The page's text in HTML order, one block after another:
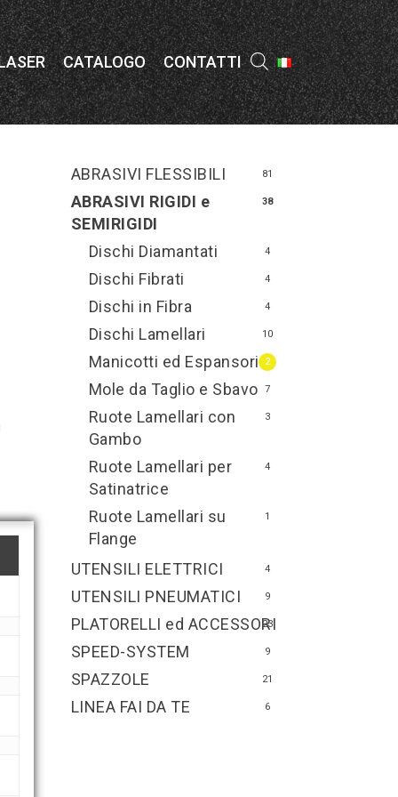
CATALOGO CONTATTI
ABRASIVI FLESSIBILI 81
ABRASIVI RIGIDI e
SEMIRIGIDI
38
Dischi Diamantati 4
Dischi Fibrati 4
Dischi in Fibra 4
Dischi Lamellari 10
Manicotti ed Espansori 2
Mole da Taglio e Sbavo 7
Ruote Lamellari con
Gambo
3
Ruote Lamellari per
Satinatrice
4
Ruote Lamellari su
Flange
1
LINEA FAI DA TE 6
PLATORELLI ed ACCESSORI
23
SPAZZOLE 21
SPEED-SYSTEM 9
UTENSILI ELETTRICI 4
UTENSILI PNEUMATICI 9
Menu